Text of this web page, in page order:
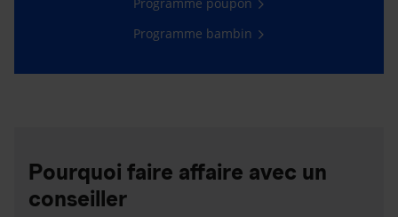
Programme bambin
Pourquoi faire affaire avec un
conseiller